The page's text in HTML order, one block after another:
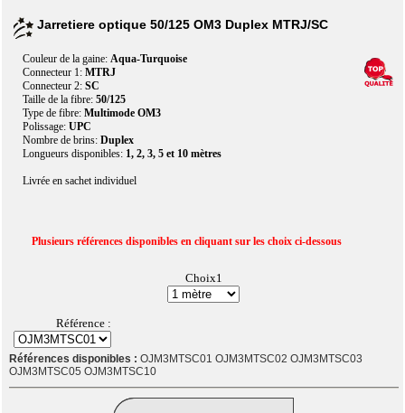
Jarretiere optique 50/125 OM3 Duplex MTRJ/SC
Couleur de la gaine:Aqua-Turquoise
Connecteur 1:MTRJ
Connecteur 2:SC
Taille de la fibre:50/125
Type de fibre:Multimode OM3
Polissage:UPC
Nombre de brins:Duplex
Longueurs disponibles: 1, 2, 3, 5 et 10 mètres
Livrée en sachet individuel
Plusieurs références disponibles en cliquant sur les choix ci-dessous
Choix1
Référence :
Références disponibles : OJM3MTSC01 OJM3MTSC02 OJM3MTSC03
OJM3MTSC05 OJM3MTSC10